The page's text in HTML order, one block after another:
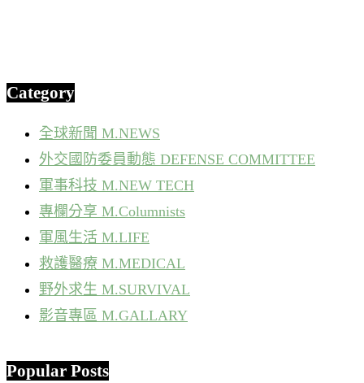
Category
全球新聞 M.NEWS
外交國防委員動態 DEFENSE COMMITTEE
軍事科技 M.NEW TECH
專欄分享 M.Columnists
軍風生活 M.LIFE
救護醫療 M.MEDICAL
野外求生 M.SURVIVAL
影音專區 M.GALLARY
Popular Posts